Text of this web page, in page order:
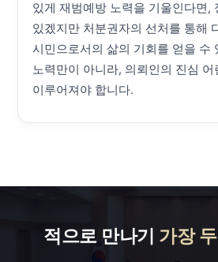
있게 재범예방 노력을 기울인다면,
있겠지만 처분권자의 선처를 통해
시민으로서의 삶의 기회를 얻을 수
노력만이 아니라, 의뢰인의 진심 어
이루어져야 합니다.
적으로 만나기 가장